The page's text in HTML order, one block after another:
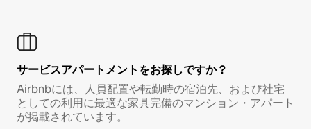
サービスアパートメントをお探しですか？
Airbnbには、人員配置や転勤時の宿泊先、および社宅
としての利用に最適な家具完備のマンション・アパート
が掲載されています。